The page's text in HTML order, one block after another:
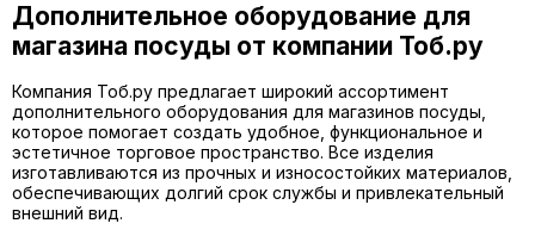
Дополнительное оборудование для
магазина посуды от компании Тоб.ру
Компания Тоб.ру предлагает широкий ассортимент
дополнительного оборудования для магазинов посуды,
которое помогает создать удобное, функциональное и
эстетичное торговое пространство. Все изделия
изготавливаются из прочных и износостойких материалов,
обеспечивающих долгий срок службы и привлекательный
внешний вид.